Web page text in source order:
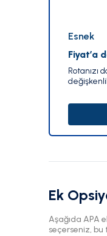
Esnek
Fiyat’a
Rotanızı
Ek
Aşağıda APA
seçerseniz,